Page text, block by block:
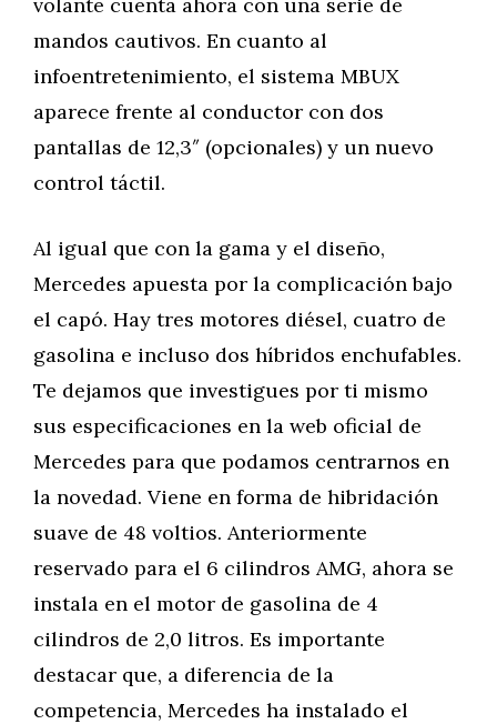
mandos cautivos. En cuanto al
infoentretenimiento, el sistema MBUX
aparece frente al conductor con dos
pantallas de 12,3″ (opcionales) y un nuevo
control táctil.
Al igual que con la gama y el diseño,
Mercedes apuesta por la complicación bajo
el capó. Hay tres motores diésel, cuatro de
gasolina e incluso dos híbridos enchufables.
Te dejamos que investigues por ti mismo
sus especificaciones en la web oficial de
Mercedes para que podamos centrarnos en
la novedad. Viene en forma de hibridación
suave de 48 voltios. Anteriormente
reservado para el 6 cilindros AMG, ahora se
instala en el motor de gasolina de 4
cilindros de 2,0 litros. Es importante
destacar que, a diferencia de la
competencia, Mercedes ha instalado el